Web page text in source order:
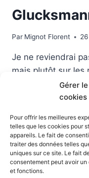
Gérer
cookies
Pour offrir les meilleures
telles que les cookies pour
appareils. Le fait de
traiter des données telles
uniques sur ce site. Le fait
consentement peut avoir
et fonctions.
Par Mignot Florent
Je ne reviendrai
mais plutôt sur les
notamment côté
supporte de – en –
quelquesoit les
déplait…Et même
masque…
LIRE LA SUITE